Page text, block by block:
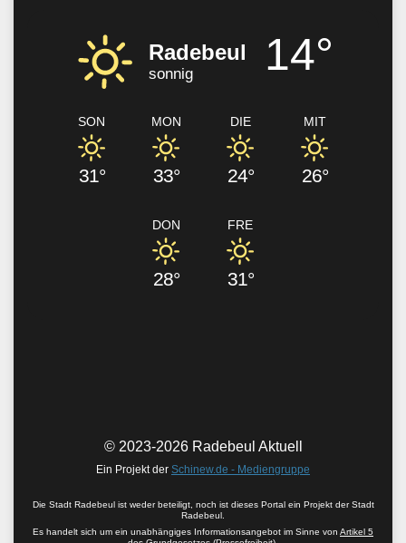
Radebeul
sonnig 14°
SON
31°
MON
33°
DIE
24°
MIT
26°
DON
28°
FRE
31°
© 2023-2026 Radebeul Aktuell
Ein Projekt der Schinew.de - Mediengruppe
Die Stadt Radebeul ist weder beteiligt, noch ist dieses Portal ein Projekt der Stadt
Radebeul.
Es handelt sich um ein unabhängiges Informationsangebot im Sinne von Artikel 5